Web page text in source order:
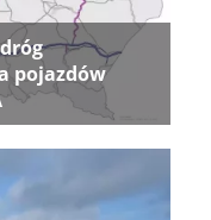
pojazdów